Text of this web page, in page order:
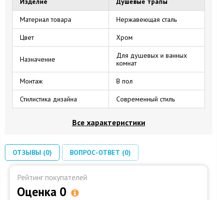
Материал товара Нержавеющая сталь
Цвет Хром
Назначение
Для душевых и ванных
комнат
Монтаж В пол
Стилистика дизайна Современный стиль
Все характеристики
ОТЗЫВЫ (0) ВОПРОС-ОТВЕТ (0)
Рейтинг покупателей
Оценка 0